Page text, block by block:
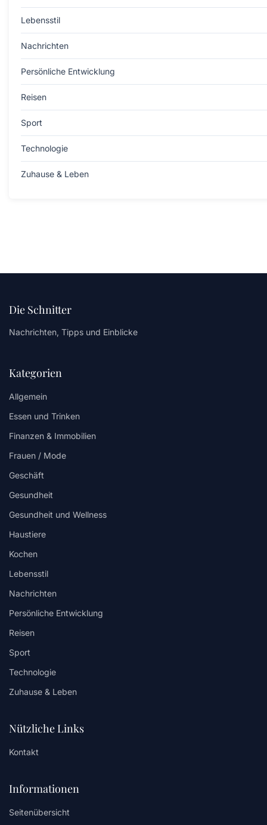
Lebensstil
Nachrichten
Persönliche Entwicklung
Reisen
Sport
Technologie
Zuhause & Leben
Die Schnitter
Nachrichten, Tipps und Einblicke
Kategorien
Allgemein
Essen und Trinken
Finanzen & Immobilien
Frauen / Mode
Geschäft
Gesundheit
Gesundheit und Wellness
Haustiere
Kochen
Lebensstil
Nachrichten
Persönliche Entwicklung
Reisen
Sport
Technologie
Zuhause & Leben
Nützliche Links
Kontakt
Informationen
Seitenübersicht